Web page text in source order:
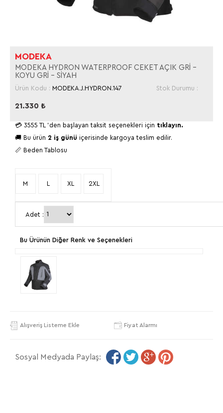
MODEKA
MODEKA HYDRON WATERPROOF CEKET AÇIK GRİ -
KOYU GRİ - SİYAH
Ürün Kodu : MODEKA.J.HYDRON.147 Stok Durumu :
21.330 ₺
💳 3555 TL 'den başlayan taksit seçenekleri için tıklayın.
🚚 Bu ürün 2 iş günü içerisinde kargoya teslim edilir.
📏 Beden Tablosu
M XL 2XL
Adet :
Bu Ürünün Diğer Renk ve Seçenekleri
Alışveriş Listeme Ekle Fiyat Alarmı
Sosyal Medyada Paylaş: